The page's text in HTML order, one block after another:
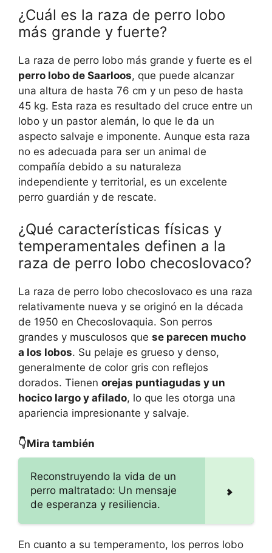
¿Cuál es la raza de perro lobo
más grande y fuerte?
La raza de perro lobo más grande y fuerte es el
perro lobo de Saarloos, que puede alcanzar
una altura de hasta 76 cm y un peso de hasta
45 kg. Esta raza es resultado del cruce entre un
lobo y un pastor alemán, lo que le da un
aspecto salvaje e imponente. Aunque esta raza
no es adecuada para ser un animal de
compañía debido a su naturaleza
independiente y territorial, es un excelente
perro guardián y de rescate.
¿Qué características físicas y
temperamentales definen a la
raza de perro lobo checoslovaco?
La raza de perro lobo checoslovaco es una raza
relativamente nueva y se originó en la década
de 1950 en Checoslovaquia. Son perros
grandes y musculosos que se parecen mucho
a los lobos. Su pelaje es grueso y denso,
generalmente de color gris con reflejos
dorados. Tienen orejas puntiagudas y un
hocico largo y afilado, lo que les otorga una
apariencia impresionante y salvaje.
👇Mira también
Reconstruyendo la vida de un
perro maltratado: Un mensaje
de esperanza y resiliencia.
En cuanto a su temperamento, los perros lobo